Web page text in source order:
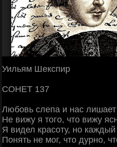
Уильям Шекспир
СОНЕТ 137
Любовь слепа и нас лишает
Не вижу я того, что вижу
Я видел красоту, но каждый
Понять не мог, что дурно,